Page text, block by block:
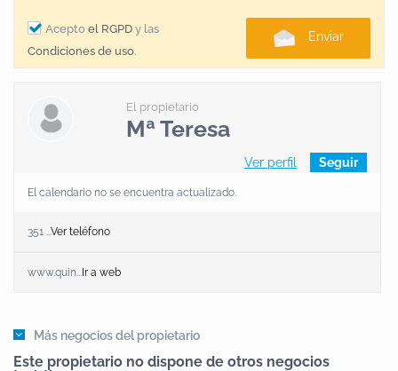
Acepto el RGPD y las
Condiciones de uso.
Enviar
El propietario
Mª Teresa
Ver perfil Seguir
El calendario no se encuentra actualizado.
351 ...Ver teléfono
www.quin... Ir a web
Más negocios del propietario
Este propietario no dispone de otros negocios